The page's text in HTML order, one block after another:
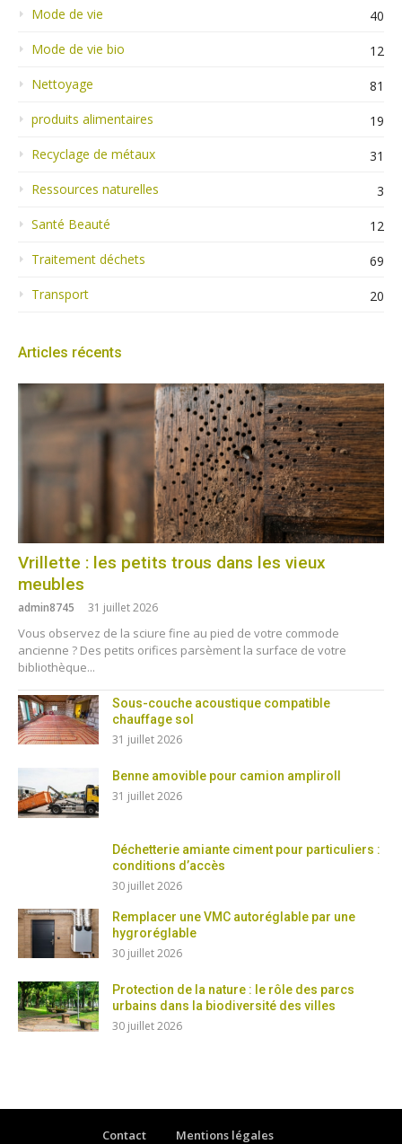
Mode de vie
40
Mode de vie bio
12
Nettoyage
81
produits alimentaires
19
Recyclage de métaux
31
Ressources naturelles
3
Santé Beauté
12
Traitement déchets
69
Transport
20
Articles récents
Vrillette : les petits trous dans les vieux
meubles
admin8745 31 juillet 2026
Vous observez de la sciure fine au pied de votre commode
ancienne ? Des petits orifices parsèment la surface de votre
bibliothèque...
Sous-couche acoustique compatible
chauffage sol
31 juillet 2026
Benne amovible pour camion ampliroll
31 juillet 2026
Déchetterie amiante ciment pour particuliers :
conditions d’accès
30 juillet 2026
Remplacer une VMC autoréglable par une
hygroréglable
30 juillet 2026
Protection de la nature : le rôle des parcs
urbains dans la biodiversité des villes
30 juillet 2026
Contact Mentions légales